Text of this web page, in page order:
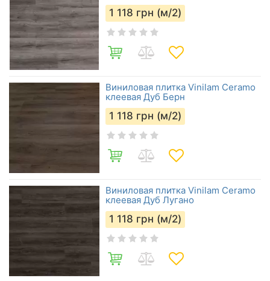
1 118 грн (м/2)
Виниловая плитка Vinilam Ceramo
клеевая Дуб Берн
1 118 грн (м/2)
Виниловая плитка Vinilam Ceramo
клеевая Дуб Лугано
1 118 грн (м/2)